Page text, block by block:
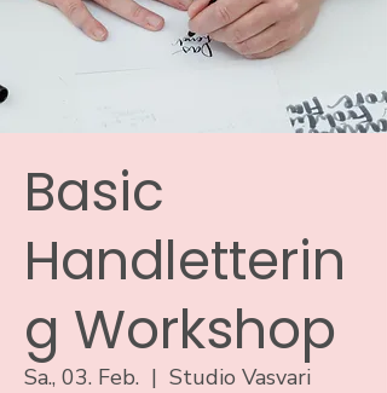
Basic
Handletterin
g Workshop
Sa., 03. Feb.
  |
Studio Vasvari